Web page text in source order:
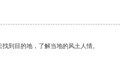
到目的地，了解当地的风土人情。